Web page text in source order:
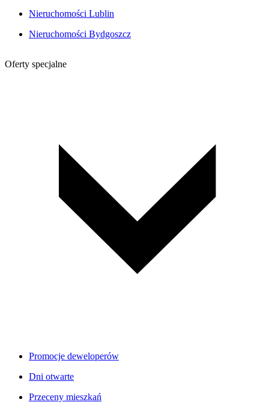
Nieruchomości Lublin
Nieruchomości Bydgoszcz
Oferty specjalne
Promocje deweloperów
Dni otwarte
Przeceny mieszkań